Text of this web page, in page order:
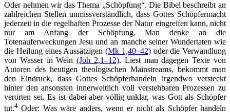
Oder nehmen wir das Thema „Schöpfung“. Die Bibel beschreibt an
zahlreichen Stellen unmissverständlich, dass Gottes Schöpfermacht
jederzeit in die regelhaften Prozesse der Natur eingreifen kann, nicht
nur am Anfang der Schöpfung. Man denke an die
Totenauferweckungen Jesu und an manche seiner Wundertaten wie
die Heilung eines Aussätzigen (Mk 1,40–42)oder die Verwandlung
von Wasser in Wein(Joh 2,1–12). Liest man dagegen Texte von
Autoren des heutigen theologischen Mainstreams, bekommt man
den Eindruck, dass Gottes Schöpferhandeln irgendwo versteckt
hinter den ansonsten innerweltlich voll verstehbaren Prozessen zu
verorten sei. Es ist dabei aber völlig unklar, was Gott als Schöpfer
tut.4 Oder: Was wäre anders, wenn er nicht als Schöpfer handeln